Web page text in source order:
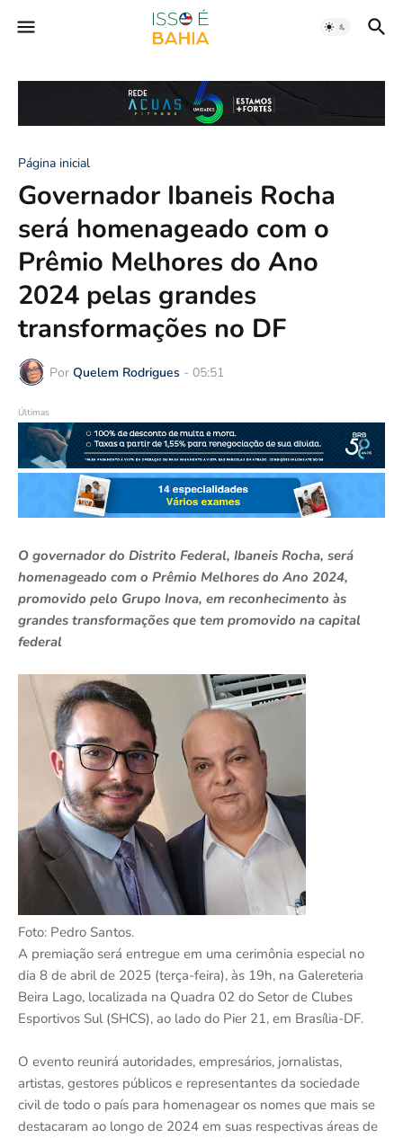
Página inicial
Governador Ibaneis Rocha
será homenageado com o
Prêmio Melhores do Ano
2024 pelas grandes
transformações no DF
Por Quelem Rodrigues - 05:51
Últimas
O governador do Distrito Federal, Ibaneis Rocha, será
homenageado com o Prêmio Melhores do Ano 2024,
promovido pelo Grupo Inova, em reconhecimento às
grandes transformações que tem promovido na capital
federal
Foto: Pedro Santos.
A premiação será entregue em uma cerimônia especial no
dia 8 de abril de 2025 (terça-feira), às 19h, na Galereteria
Beira Lago, localizada na Quadra 02 do Setor de Clubes
Esportivos Sul (SHCS), ao lado do Pier 21, em Brasília-DF.
O evento reunirá autoridades, empresários, jornalistas,
artistas, gestores públicos e representantes da sociedade
civil de todo o país para homenagear os nomes que mais se
destacaram ao longo de 2024 em suas respectivas áreas de